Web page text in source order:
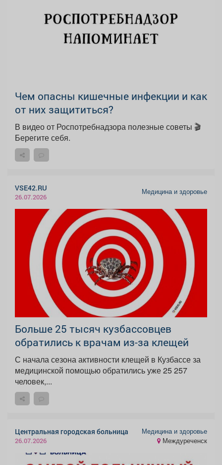
Чем опасны кишечные инфекции и как
от них защититься?
В видео от Роспотребнадзора полезные советы 🎬
Берегите себя.
VSE42.RU
26.07.2026
Медицина и здоровье
Больше 25 тысяч кузбассовцев
обратились к врачам из-за клещей
С начала сезона активности клещей в Кузбассе за
медицинской помощью обратились уже 25 257
человек,...
Центральная городская больница
26.07.2026
Медицина и здоровье
Междуреченск